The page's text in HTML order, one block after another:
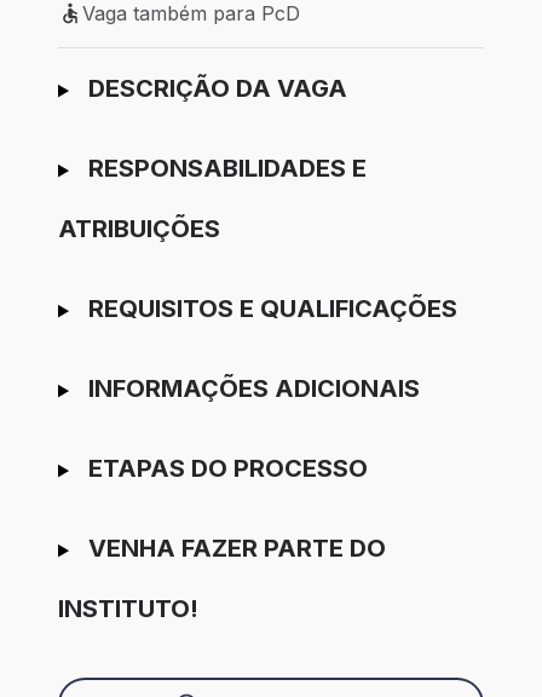
Vaga também para PcD
Vaga também para PcD
Ir para candidatura
DESCRIÇÃO DA VAGA
RESPONSABILIDADES E
ATRIBUIÇÕES
REQUISITOS E QUALIFICAÇÕES
INFORMAÇÕES ADICIONAIS
ETAPAS DO PROCESSO
VENHA FAZER PARTE DO
INSTITUTO!